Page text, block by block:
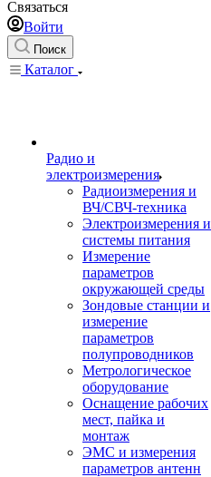
Связаться
Войти
Поиск
Каталог
Радио и
электроизмерения
Радиоизмерения и
ВЧ/СВЧ-техника
Электроизмерения и
системы питания
Измерение
параметров
окружающей среды
Зондовые станции и
измерение
параметров
полупроводников
Метрологическое
оборудование
Оснащение рабочих
мест, пайка и
монтаж
ЭМС и измерения
параметров антенн